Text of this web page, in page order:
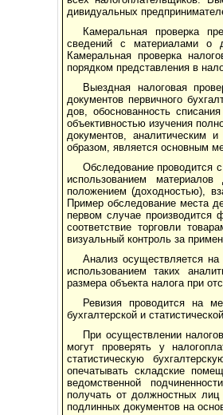
дивидуальных
Камеральная проверка
сведений с материа­лами о
Камеральная проверка
порядком представ­ления в
Выездная налоговая
документов первичного
дов, обоснованность
объективностью изучения
документов, аналитическим
образом, является основным
Обследование проводится
использовани­ем
положением (доходностью),
Пример обследование места
первом случае произво­дится
соответствие торговли
визуальный контроль за
Анализ осуществляется
использовани­ем таких
размера объекта налога при
Ревизия проводится на
бухгалтерской и
При осуществлении
могут проверять у
статистическую
опечатывать складские
ведом­ственной
получать от должностных
подлин­ных документов на